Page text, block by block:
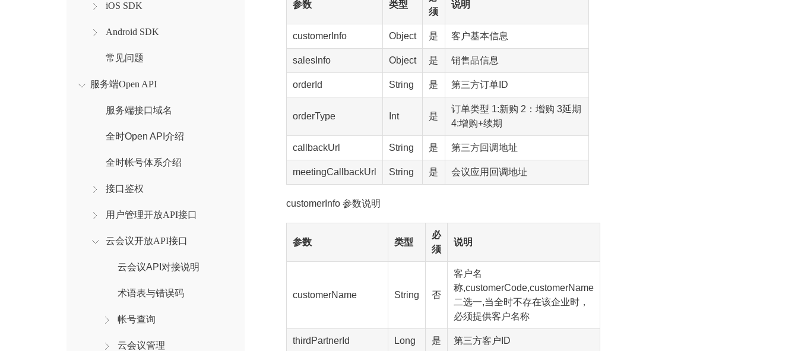
iOS SDK
Android SDK
常见问题
服务端Open API
服务端接口域名
全时Open API介绍
全时帐号体系介绍
接口鉴权
用户管理开放API接口
云会议开放API接口
云会议API对接说明
术语表与错误码
帐号查询
云会议管理
参数 类型
须
说明
customerInfo Object 是 客户基本信息
salesInfo Object 是 销售品信息
orderId String 是 第三方订单ID
orderType Int 是
订单类型 1:新购 2：增购 3延期
4:增购+续期
callbackUrl String 是 第三方回调地址
meetingCallbackUrl String 是 会议应用回调地址
customerInfo 参数说明
参数 类型
必
须
说明
customerName String 否
客户名
称,customerCode,customerName
二选一,当全时不存在该企业时，
必须提供客户名称
thirdPartnerId Long 是 第三方客户ID